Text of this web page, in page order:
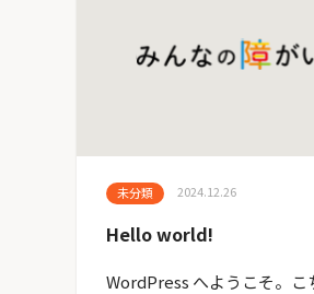
未分類 2024.12.26
Hello world!
WordPress へようこそ。こ